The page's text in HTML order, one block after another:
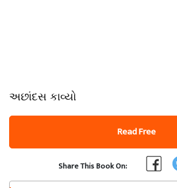
અછાંદસ કાવ્યો
Read Free
Share This Book On: